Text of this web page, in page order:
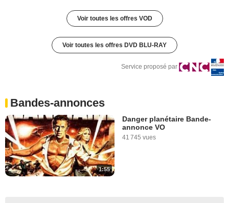
Voir toutes les offres VOD
Voir toutes les offres DVD BLU-RAY
Service proposé par
Bandes-annonces
1:55
Danger planétaire Bande-
annonce VO
41 745 vues